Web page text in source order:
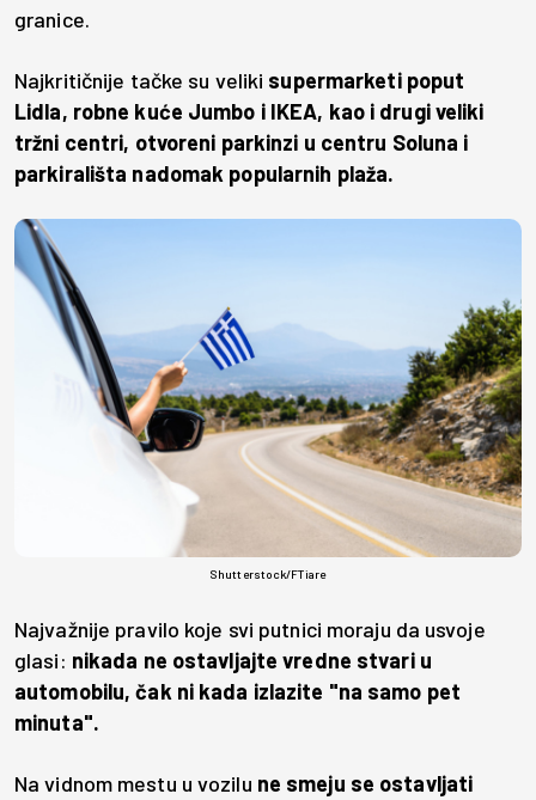
granice.
Najkritičnije tačke su veliki supermarketi poput
Lidla, robne kuće Jumbo i IKEA, kao i drugi veliki
tržni centri, otvoreni parkinzi u centru Soluna i
parkirališta nadomak popularnih plaža.
Shutterstock/FTiare
Najvažnije pravilo koje svi putnici moraju da usvoje
glasi: nikada ne ostavljajte vredne stvari u
automobilu, čak ni kada izlazite "na samo pet
minuta".
Na vidnom mestu u vozilu ne smeju se ostavljati